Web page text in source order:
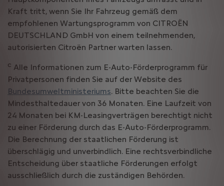
Kraft tritt, wenn Sie Ihr Fahrzeug gemäß dem
empfohlenen Wartungsprogramm von CITROËN
DEUTSCHLAND GmbH von einem teilnehmenden,
autorisierten Citroën Partner warten lassen.
c Alle Informationen zum E-Auto-Förderprogramm für
Privatpersonen finden Sie auf der Website des
Bundesumweltministeriums. Bitte beachten Sie die
Mindesthaltedauer von 36 Monaten. Eine Laufzeit von
24 Monaten bei KM-Leasingverträgen berechtigt nicht
zu einer Förderung durch das E-Auto-Förderprogramm.
Die Berechnung der staatlichen Förderung ist
überschlägig und unverbindlich. Eine rechtsverbindliche
Entscheidung über staatliche Förderungen erfolgt
ausschließlich durch die zuständigen Behörden.